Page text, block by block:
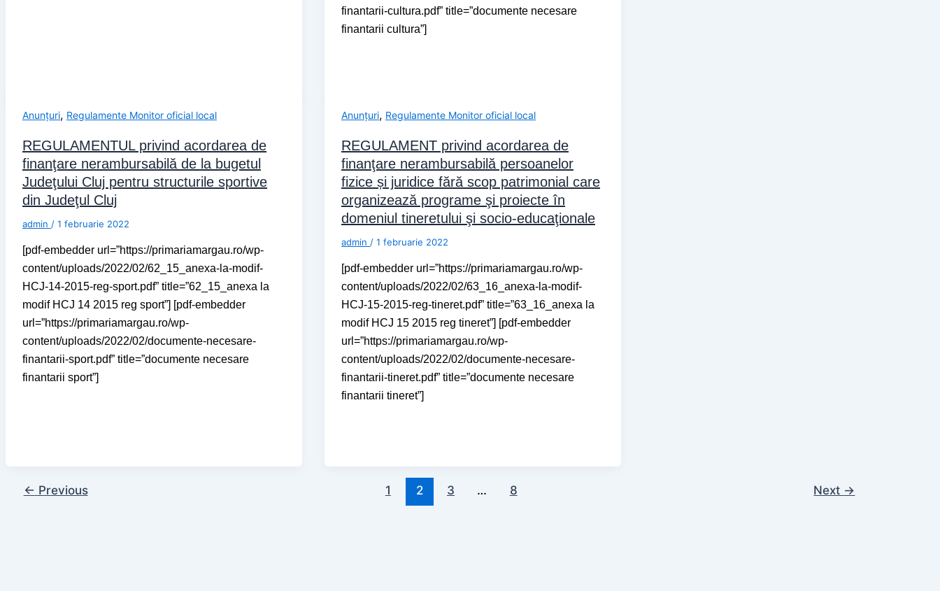
finantarii-cultura.pdf” title=”documente necesare
finantarii cultura”]
Anunțuri, Regulamente Monitor oficial local
REGULAMENTUL privind acordarea de
finanţare nerambursabilă de la bugetul
Judeţului Cluj pentru structurile sportive
din Judeţul Cluj
admin / 1 februarie 2022
[pdf-embedder url=”https://primariamargau.ro/wp-
content/uploads/2022/02/62_15_anexa-la-modif-
HCJ-14-2015-reg-sport.pdf” title=”62_15_anexa la
modif HCJ 14 2015 reg sport”] [pdf-embedder
url=”https://primariamargau.ro/wp-
content/uploads/2022/02/documente-necesare-
finantarii-sport.pdf” title=”documente necesare
finantarii sport”]
Anunțuri, Regulamente Monitor oficial local
REGULAMENT privind acordarea de
finanţare nerambursabilă persoanelor
fizice și juridice fără scop patrimonial care
organizează programe şi proiecte în
domeniul tineretului şi socio-educaţionale
admin / 1 februarie 2022
[pdf-embedder url=”https://primariamargau.ro/wp-
content/uploads/2022/02/63_16_anexa-la-modif-
HCJ-15-2015-reg-tineret.pdf” title=”63_16_anexa la
modif HCJ 15 2015 reg tineret”] [pdf-embedder
url=”https://primariamargau.ro/wp-
content/uploads/2022/02/documente-necesare-
finantarii-tineret.pdf” title=”documente necesare
finantarii tineret”]
← Previous 1 2 3 … 8 Next →